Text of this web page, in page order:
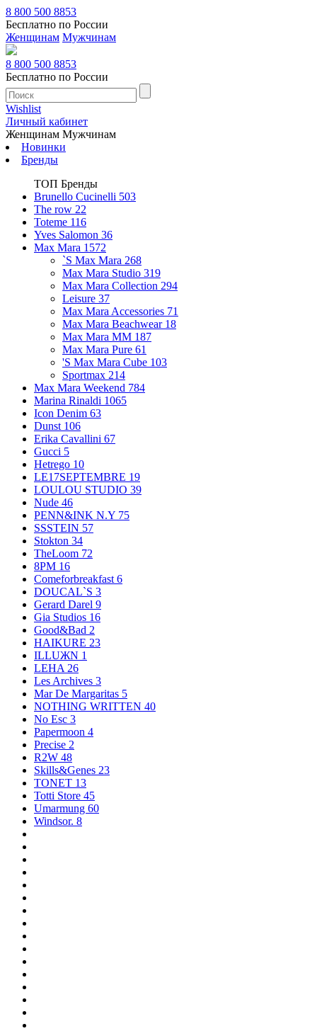
8 800 500 8853
Бесплатно по России
Женщинам Мужчинам
8 800 500 8853
Бесплатно по России
Wishlist
Личный кабинет
Женщинам Мужчинам
Новинки
Бренды
ТОП Бренды
Brunello Cucinelli 503
The row 22
Toteme 116
Yves Salomon 36
Max Mara 1572
`S Max Mara 268
Max Mara Studio 319
Max Mara Collection 294
Leisure 37
Max Mara Accessories 71
Max Mara Beachwear 18
Max Mara MM 187
Max Mara Pure 61
'S Max Mara Cube 103
Sportmax 214
Max Mara Weekend 784
Marina Rinaldi 1065
Icon Denim 63
Dunst 106
Erika Cavallini 67
Gucci 5
Hetrego 10
LE17SEPTEMBRE 19
LOULOU STUDIO 39
Nude 46
PENN&INK N.Y 75
SSSTEIN 57
Stokton 34
TheLoom 72
8PM 16
Comeforbreakfast 6
DOUCAL`S 3
Gerard Darel 9
Gia Studios 16
Good&Bad 2
HAIKURE 23
ILLUЖN 1
LEHA 26
Les Archives 3
Mar De Margaritas 5
NOTHING WRITTEN 40
No Esc 3
Papermoon 4
Precise 2
R2W 48
Skills&Genes 23
TONET 13
Totti Store 45
Umarmung 60
Windsor. 8